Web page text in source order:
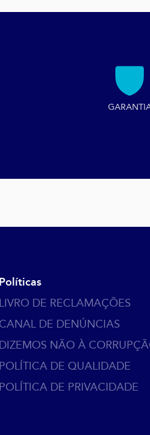
Políticas
LIVRO DE RECLAMAÇÕES
CANAL DE DENÚNCIAS
DIZEMOS NÃO À
POLÍTICA DE QUALIDADE
POLÍTICA DE PRIVACIDADE